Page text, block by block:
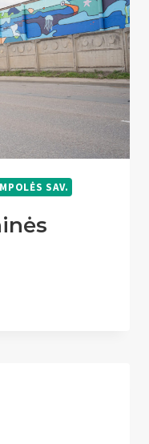
SAV.